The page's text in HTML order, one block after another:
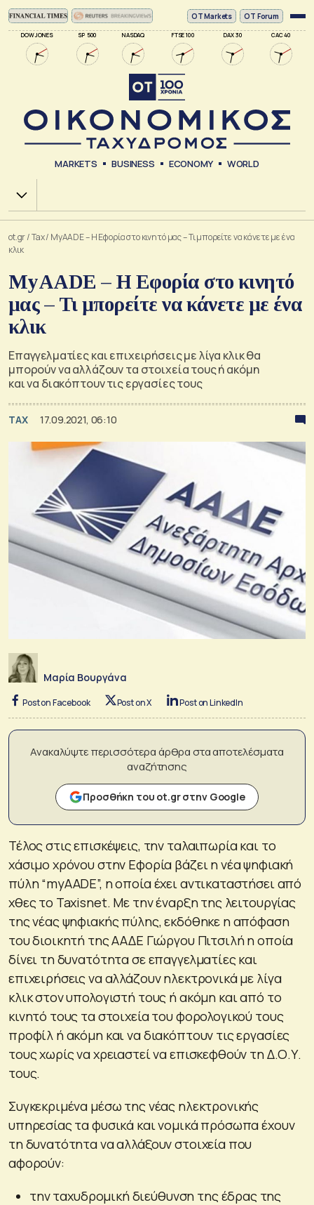
DOW JONES SP 500 NASDAQ FTSE 100 DAX 30 CAC 40
ΟΤ Markets OT Forum
MARKETS BUSINESS ECONOMY WORLD
Χ.Α.
ot.gr/Tax/ MyAADE – Η Εφορία στο κινητό μας – Τι μπορείτε να κάνετε με ένα
κλικ
MyAADE – Η Εφορία στο κινητό
μας – Τι μπορείτε να κάνετε με ένα
κλικ
Επαγγελματίες και επιχειρήσεις με λίγα κλικ θα
μπορούν να αλλάζουν τα στοιχεία τους ή ακόμη
και να διακόπτουν τις εργασίες τους
TAX 17.09.2021, 06:10
Μαρία Βουργάνα
Post on Facebook Post on X Post on LinkedIn
Ανακαλύψτε περισσότερα άρθρα στα αποτελέσματα
αναζήτησης
Προσθήκη του ot.gr στην Google
Τέλος στις επισκέψεις, την ταλαιπωρία και το
χάσιμο χρόνου στην Εφορία βάζει η νέα ψηφιακή
πύλη “myAADE”, η οποία έχει αντικαταστήσει από
χθες το Taxisnet. Με την έναρξη της λειτουργίας
της νέας ψηφιακής πύλης, εκδόθηκε η απόφαση
του διοικητή της ΑΑΔΕ Γιώργου Πιτσιλή η οποία
δίνει τη δυνατότητα σε επαγγελματίες και
επιχειρήσεις να αλλάζουν ηλεκτρονικά με λίγα
κλικ στον υπολογιστή τους ή ακόμη και από το
κινητό τους τα στοιχεία του φορολογικού τους
προφίλ ή ακόμη και να διακόπτουν τις εργασίες
τους χωρίς να χρειαστεί να επισκεφθούν τη Δ.Ο.Υ.
τους.
Συγκεκριμένα μέσω της νέας ηλεκτρονικής
υπηρεσίας τα φυσικά και νομικά πρόσωπα έχουν
τη δυνατότητα να αλλάξουν στοιχεία που
αφορούν:
την ταχυδρομική διεύθυνση της έδρας της